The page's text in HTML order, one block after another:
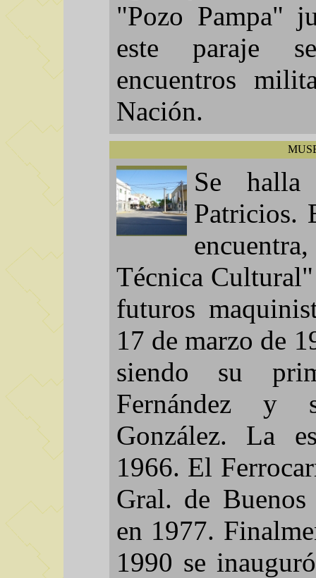
"Pozo Pampa"
este paraje
encuentros
Nación.
Se
Patricios.
Técnica
futuros
17 de marzo de
siendo su
Fernández y
González. La
1966. El
Gral. de
en 1977.
1990 se